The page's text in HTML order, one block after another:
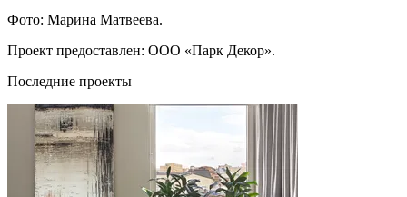
Фото: Марина Матвеева.
Проект предоставлен: ООО «Парк Декор».
Последние проекты